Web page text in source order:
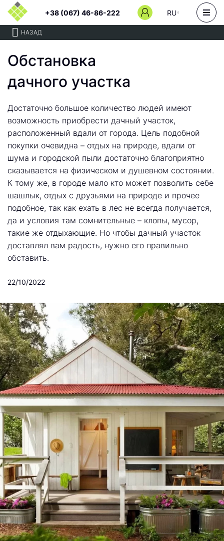
+38 (067) 46-86-222 RU
НАЗАД
Обстановка
дачного участка
Достаточно большое количество людей имеют
возможность приобрести дачный участок,
расположенный вдали от города. Цель подобной
покупки очевидна – отдых на природе, вдали от
шума и городской пыли достаточно благоприятно
сказывается на физическом и душевном состоянии.
К тому же, в городе мало кто может позволить себе
шашлык, отдых с друзьями на природе и прочее
подобное, так как ехать в лес не всегда получается,
да и условия там сомнительные – клопы, мусор,
такие же отдыхающие. Но чтобы дачный участок
доставлял вам радость, нужно его правильно
обставить.
22/10/2022